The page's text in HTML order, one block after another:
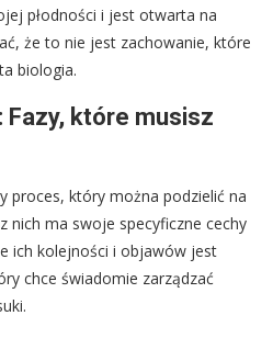
płodności i jest otwarta na
że to nie jest zachowanie, które
biologia.
Fazy, które musisz
proces, który można podzielić na
nich ma swoje specyficzne cechy
ich kolejności i objawów jest
chce świadomie zarządzać